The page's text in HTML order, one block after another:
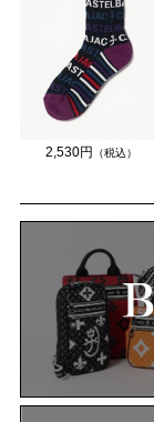
2,530円 （税込）